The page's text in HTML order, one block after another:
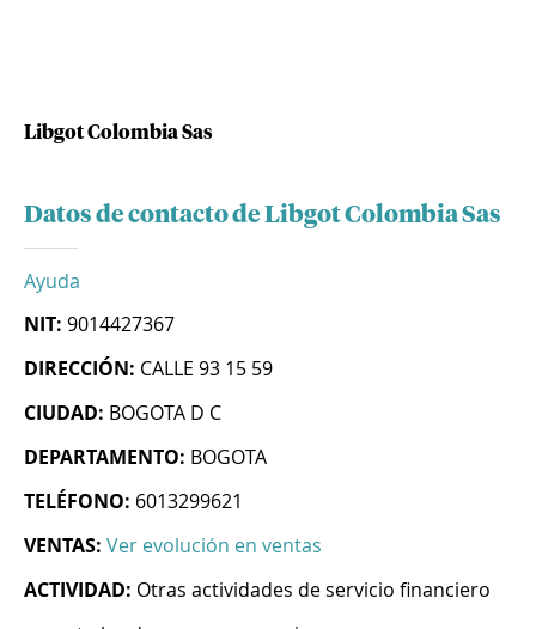
Libgot Colombia Sas
Datos de contacto de Libgot Colombia Sas
Ayuda
NIT: 9014427367
DIRECCIÓN: CALLE 93 15 59
CIUDAD: BOGOTA D C
DEPARTAMENTO: BOGOTA
TELÉFONO: 6013299621
VENTAS: Ver evolución en ventas
ACTIVIDAD: Otras actividades de servicio financiero